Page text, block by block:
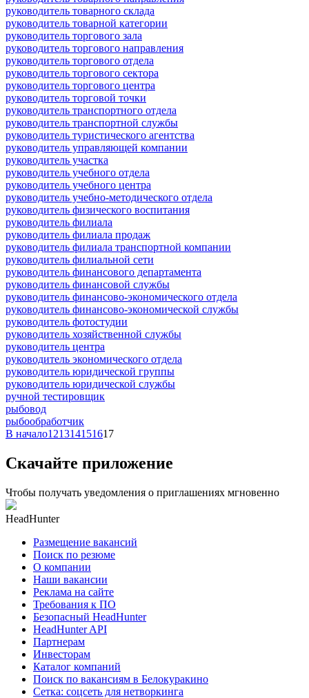
руководитель товарного склада
руководитель товарной категории
руководитель торгового зала
руководитель торгового направления
руководитель торгового отдела
руководитель торгового сектора
руководитель торгового центра
руководитель торговой точки
руководитель транспортного отдела
руководитель транспортной службы
руководитель туристического агентства
руководитель управляющей компании
руководитель участка
руководитель учебного отдела
руководитель учебного центра
руководитель учебно-методического отдела
руководитель физического воспитания
руководитель филиала
руководитель филиала продаж
руководитель филиала транспортной компании
руководитель филиальной сети
руководитель финансового департамента
руководитель финансовой службы
руководитель финансово-экономического отдела
руководитель финансово-экономической службы
руководитель фотостудии
руководитель хозяйственной службы
руководитель центра
руководитель экономического отдела
руководитель юридической группы
руководитель юридической службы
ручной тестировщик
рыбовод
рыбообработчик
В начало121314151617
Скачайте приложение
Чтобы получать уведомления о приглашениях мгновенно
HeadHunter
Размещение вакансий
Поиск по резюме
О компании
Наши вакансии
Реклама на сайте
Требования к ПО
Безопасный HeadHunter
HeadHunter API
Партнерам
Инвесторам
Каталог компаний
Поиск по вакансиям в Белокуракино
Сетка: соцсеть для нетворкинга